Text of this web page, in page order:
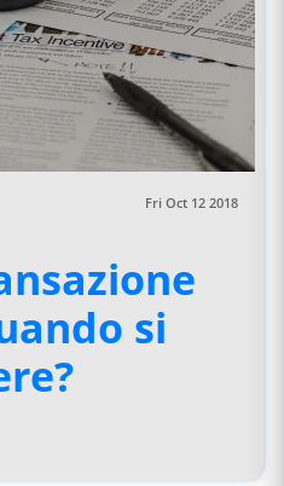
Fri Oct 12 2018
si